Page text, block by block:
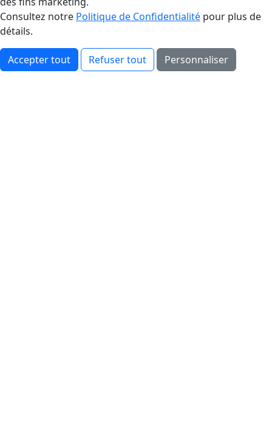
Consultez notre Politique de Confidentialité pour plus de
détails.
Accepter tout Refuser tout Personnaliser